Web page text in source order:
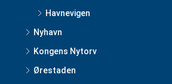
Havnevigen
Nyhavn
Kongens Nytorv
Ørestaden